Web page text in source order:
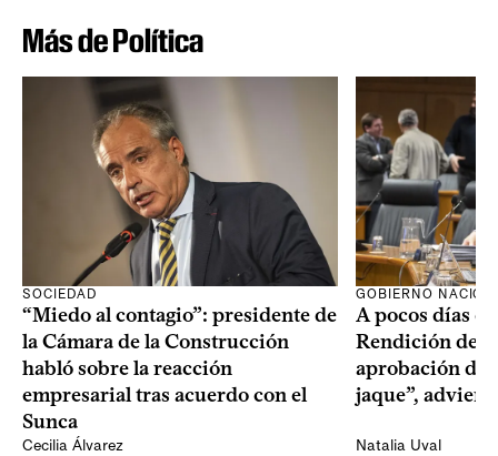
Más de Política
SOCIEDAD
“Miedo al contagio”: presidente de
la Cámara de la Construcción
habló sobre la reacción
empresarial tras acuerdo con el
Sunca
Cecilia Álvarez
GOBIERNO
A pocos días
Rendición de
aprobación del
jaque”,
Natalia Uval